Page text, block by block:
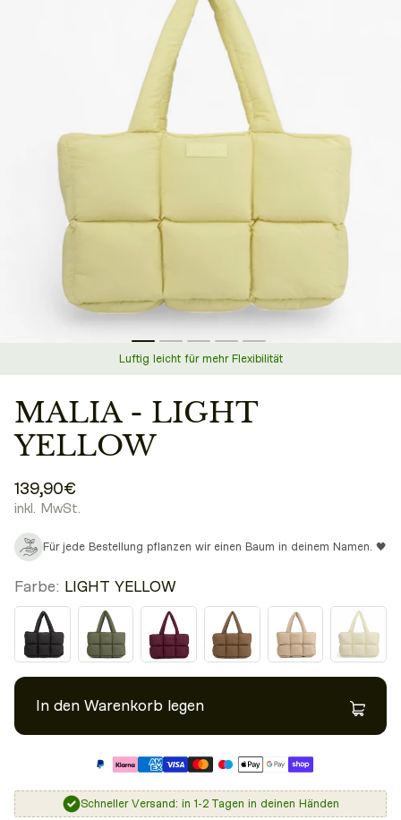
Luftig leicht für mehr Flexibilität
MALIA - LIGHT
YELLOW
139,90€
inkl. MwSt.
Für jede Bestellung pflanzen wir einen Baum in deinem Namen. 🖤
Farbe: LIGHT YELLOW
In den Warenkorb legen
Schneller Versand: in 1-2 Tagen in deinen Händen